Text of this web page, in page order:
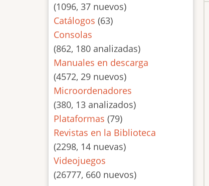
(1096, 37 nuevos)
Catálogos (63)
Consolas
(862, 180 analizadas)
Manuales en descarga
(4572, 29 nuevos)
Microordenadores
(380, 13 analizados)
Plataformas (79)
Revistas en la Biblioteca
(2298, 14 nuevas)
Videojuegos
(26777, 660 nuevos)